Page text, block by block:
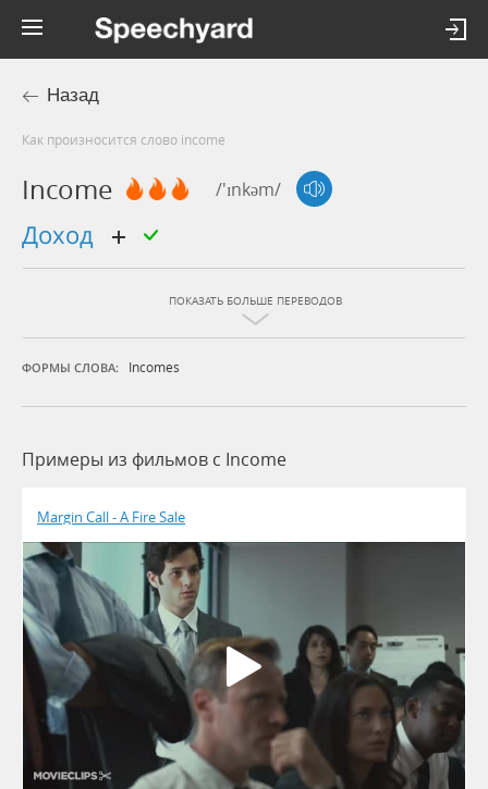
Назад
Как произносится слово income
Income /'ɪnkəm/
доход
ПОКАЗАТЬ БОЛЬШЕ ПЕРЕВОДОВ
ФОРМЫ СЛОВА: Incomes
Примеры из фильмов c Income
Margin Call - A Fire Sale